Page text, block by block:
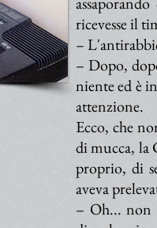
ricevesse il
–
– Dopo,
niente ed è
attenzione.
Ecco, che
di mucca, la
proprio, di
aveva
– Oh... non